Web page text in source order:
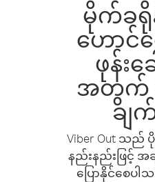
မိုက်ခရို
ဟောင်
ဖုန်းခ
အတွက်
ချက်
Viber Out သ
နည်းနည်းဖြင့် အခ
ပြောနိုင်စေပ